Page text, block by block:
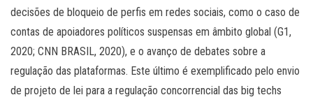
decisões de bloqueio de perfis em redes sociais, como o caso de
contas de apoiadores políticos suspensas em âmbito global (G1,
2020; CNN BRASIL, 2020), e o avanço de debates sobre a
regulação das plataformas. Este último é exemplificado pelo envio
de projeto de lei para a regulação concorrencial das big techs